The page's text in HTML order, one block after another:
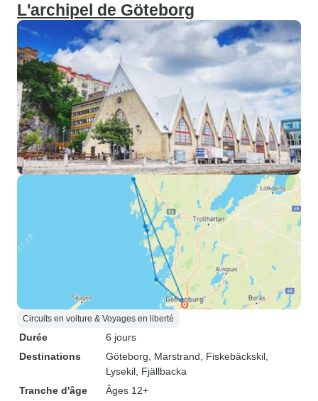
L'archipel de Göteborg
Circuits en voiture & Voyages en liberté
Durée
6 jours
Destinations
Göteborg , Marstrand , Fiskebäckskil
Lysekil , Fjällbacka
Tranche d'âge
Âges 12+